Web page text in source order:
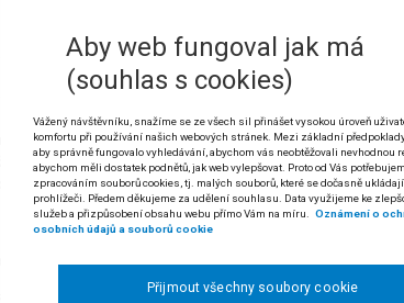
odst. 9 zákona č. 114/1992 Sb., o ochraně přírody a krajiny ve
vlády podle § 45i odst. 9 zákona č. 114/1992
veřejného zájmu na schválení koncepce vodní
úřady obcí a krajů, které by v budoucnu
Městského soudu v Praze ze dne 29. 4. 2019, čj. 14 A
č. 740/2006 Sb. NSS, č. 2009/2010 Sb. NSS.; nález
organizace Českého svazu ochránců přírody
Aby web fungoval jak má
(souhlas s cookies)
Vážený návštěvníku, snažíme se ze všech sil přinášet vysokou úroveň
komfortu při používání našich webových stránek. Mezi základní
aby správně fungovalo vyhledávání, abychom vás neobtěžovali nevhodnou
abychom měli dostatek podnětů, jak web vylepšovat. Proto od Vás
zpracováním souborů cookies, tj. malých souborů, které se dočasně ukládají
prohlížeči. Předem děkujeme za udělení souhlasu. Data využijeme ke
služeb a přizpůsobení obsahu webu přímo Vám na míru.
Oznámení o
osobních údajů a souborů cookie
Přijmout všechny soubory cookie